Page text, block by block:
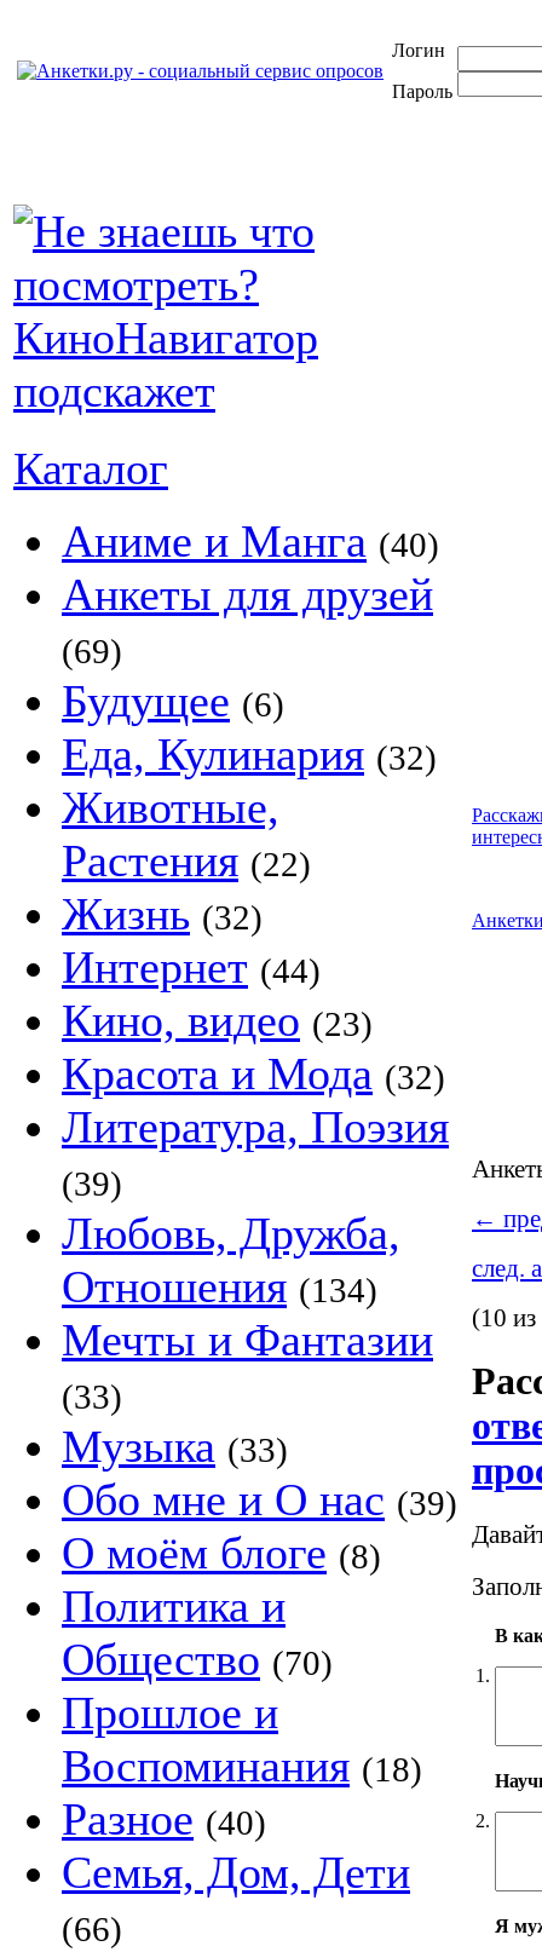
Логин
Пароль
Каталог
Аниме и Манга (40)
Анкеты для друзей
(69)
Будущее (6)
Еда, Кулинария (32)
Животные,
Растения (22)
Жизнь (32)
Интернет (44)
Кино, видео (23)
Красота и Мода (32)
Литература, Поэзия
(39)
Любовь, Дружба,
Отношения (134)
Мечты и Фантазии
(33)
Музыка (33)
Обо мне и О нас (39)
О моём блоге (8)
Политика и
Общество (70)
Прошлое и
Воспоминания (18)
Разное (40)
Семья, Дом, Дети
(66)
←
след.
(10
1.
В
2.
Я